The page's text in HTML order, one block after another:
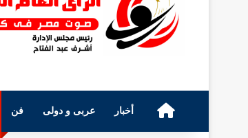
الرئيسيةأخبار عربى و دولى فن